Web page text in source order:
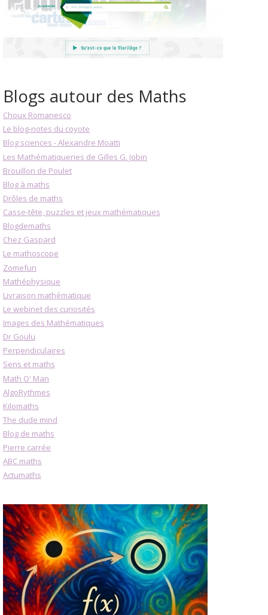
Blogs autour des Maths
Choux Romanesco
Le blog-notes du coyote
Blog sciences - Alexandre Moatti
Les Mathématiqueries de Gilles G. Jobin
Brouillon de Poulet
Blog à maths
Drôles de maths
Casse-tête, puzzles et jeux mathématiques
Blogdemaths
Chez Gaspard
Le mathoscope
Zomefun
Mathéphysique
Livraison mathématique
Le webinet des curiosités
Images des Mathématiques
Dr Goulu
Perpendiculaires
Sens et maths
Math O' Man
AlgoRythmes
Kilomaths
The dude mind
Blog de maths
Pierre carrée
ABC maths
Actumaths